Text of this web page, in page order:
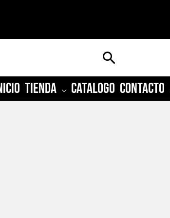
Buscar
TIENDA CATALOGO CONTACTO